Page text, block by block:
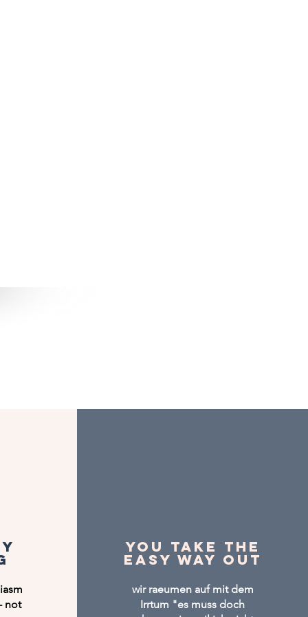
not
you take the
easy way out
wir raeumen auf mit dem
Irrtum "es muss doch